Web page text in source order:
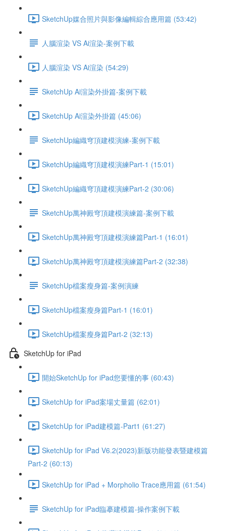
SketchUp媒合照片與影像編輯綜合應用篇 (53:42)
人腦渲染 VS Ai渲染-案例下載
人腦渲染 VS Ai渲染 (54:29)
SketchUp Ai渲染外掛篇-案例下載
SketchUp Ai渲染外掛篇 (45:06)
SketchUp編織穹頂建模演練-案例下載
SketchUp編織穹頂建模演練Part-1 (15:01)
SketchUp編織穹頂建模演練Part-2 (30:06)
SketchUp萬神殿穹頂建模演練篇-案例下載
SketchUp萬神殿穹頂建模演練篇Part-1 (16:01)
SketchUp萬神殿穹頂建模演練篇Part-2 (32:38)
SketchUp檔案瘦身篇-案例演練
SketchUp檔案瘦身篇Part-1 (16:01)
SketchUp檔案瘦身篇Part-2 (32:13)
SketchUp for iPad
開始SketchUp for iPad您要懂的事 (60:43)
SketchUp for iPad案場丈量篇 (62:01)
SketchUp for iPad建模篇-Part1 (61:27)
SketchUp for iPad V6.2(2023)新版功能發表暨建模篇
Part-2 (60:13)
SketchUp for iPad + Morpholio Trace應用篇 (61:54)
SketchUp for iPad臨摹建模篇-操作案例下載